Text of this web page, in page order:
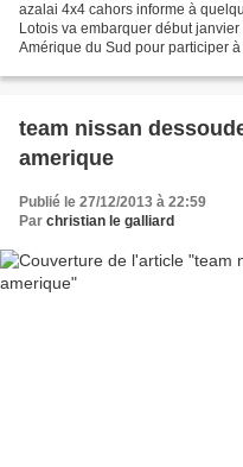
azalai 4x4 cahors informe à
Lotois va embarquer début
Amérique du Sud pour participer
team nissan
amerique
Publié le 27/12/2013 à 22:59
Par christian le galliard